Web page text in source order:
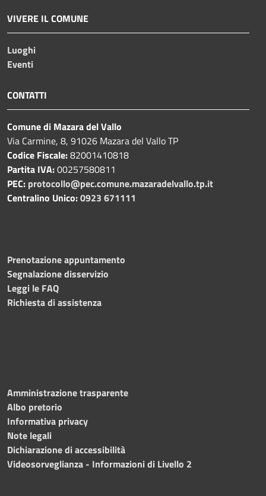
VIVERE IL COMUNE
Luoghi
Eventi
CONTATTI
Comune di Mazara del Vallo
Via Carmine, 8, 91026 Mazara del Vallo TP
Codice Fiscale:82001410818
Partita IVA:00257580811
PEC: protocollo@pec.comune.mazaradelvallo.tp.it
Centralino Unico:0923 671111
Prenotazione appuntamento
Segnalazione disservizio
Leggi le FAQ
Richiesta di assistenza
Amministrazione trasparente
Albo pretorio
Informativa privacy
Note legali
Dichiarazione di accessibilità
Videosorveglianza - Informazioni di Livello 2